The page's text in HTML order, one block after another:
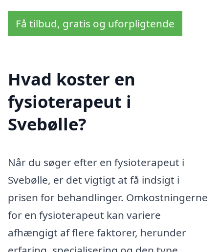
Få tilbud, gratis og uforpligtende
Hvad koster en
fysioterapeut i
Svebølle?
Når du søger efter en fysioterapeut i
Svebølle, er det vigtigt at få indsigt i
prisen for behandlinger. Omkostningerne
for en fysioterapeut kan variere
afhængigt af flere faktorer, herunder